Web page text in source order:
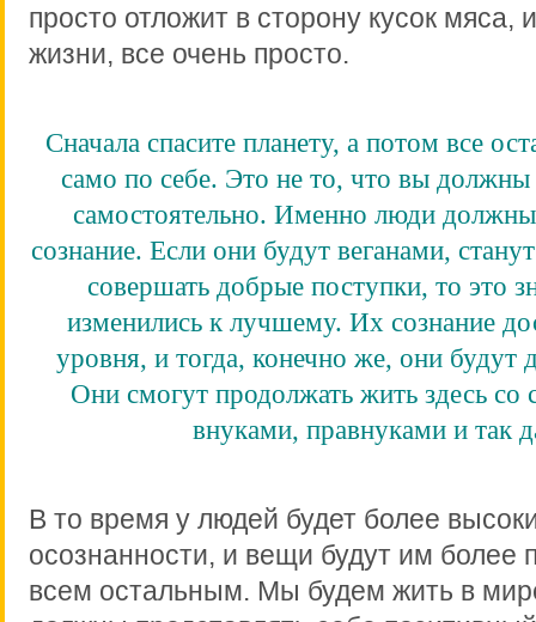
просто отложит в сторону кусок мяса,
жизни, все очень просто.
Сначала спасите планету, а потом все
само по себе. Это не то, что вы должны
самостоятельно. Именно люди должны
сознание. Если они будут веганами,
совершать добрые поступки, то это
изменились к лучшему. Их сознание
уровня, и тогда, конечно же, они будут
Они смогут продолжать жить здесь со
внуками, правнуками и так
В то время у людей будет более
осознанности, и вещи будут им более
всем остальным. Мы будем жить в